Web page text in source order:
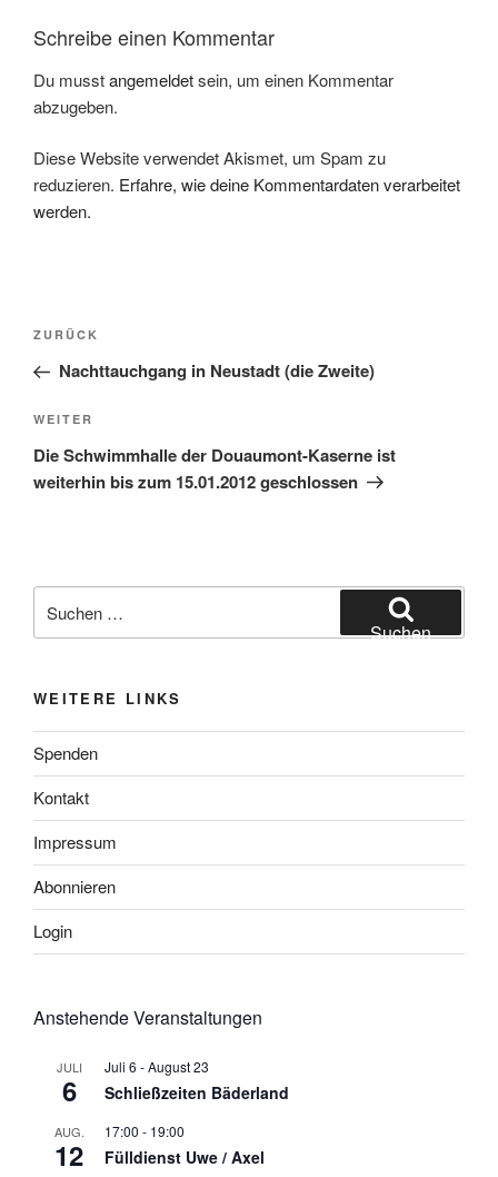
Schreibe einen Kommentar
Du musstangemeldetsein, um einen Kommentar
abzugeben.
Diese Website verwendet Akismet, um Spam zu
reduzieren. Erfahre, wie deine Kommentardaten verarbeitet
werden.
Beitragsnavigation
Vorheriger
Beitrag
ZURÜCK
Nachttauchgang in Neustadt (die Zweite)
Nächster
Beitrag
WEITER
Die Schwimmhalle der Douaumont-Kaserne ist
weiterhin bis zum 15.01.2012 geschlossen
nach:
Suchen
WEITERE LINKS
Spenden
Kontakt
Impressum
Abonnieren
Login
Anstehende Veranstaltungen
JULI
6
Juli 6 -August 23
Schließzeiten Bäderland
AUG.
12
17:00 - 19:00
Fülldienst Uwe / Axel